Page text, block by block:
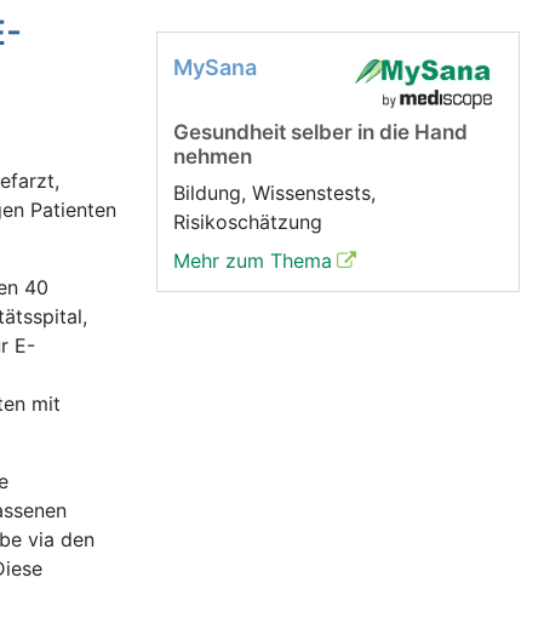
Patienten
40
E-
mit
via den
MySana
Gesundheit selber in die Hand
nehmen
Bildung, Wissenstests,
Risikoschätzung
Mehr zum Thema